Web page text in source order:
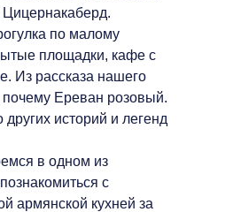
Цицернакаберд.
по малому
площадки, кафе с
Из рассказа нашего
почему Ереван розовый.
историй и легенд
в одном из
с
армянской кухней за